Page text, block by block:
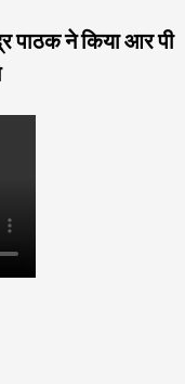
पाठक ने किया आर पी